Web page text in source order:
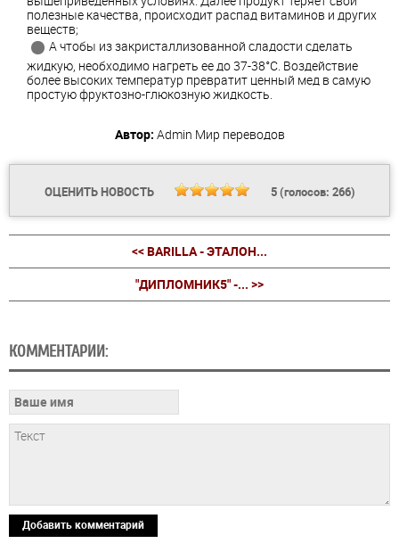
полезные качества, происходит распад витаминов и других
веществ;
А чтобы из закристаллизованной сладости сделать
жидкую, необходимо нагреть ее до 37-38°С. Воздействие
более высоких температур превратит ценный мед в самую
простую фруктозно-глюкозную жидкость.
Автор: Admin Мир переводов
ОЦЕНИТЬ НОВОСТЬ 5(голосов: 266)
<< BARILLA - ЭТАЛОН...
"ДИПЛОМНИК5" -... >>
КОММЕНТАРИИ:
Добавить комментарий